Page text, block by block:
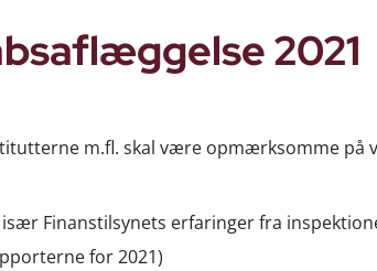
2021
m.fl. skal være opmærksomme på
især Finanstilsynets erfaringer fra
for 2021)